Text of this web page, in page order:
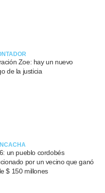
Zoe: hay un nuevo
de la justicia
un pueblo cordobés
por un vecino que ganó
$ 150 millones